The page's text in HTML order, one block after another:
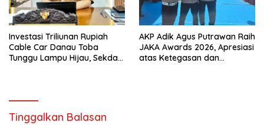
Investasi Triliunan Rupiah
Cable Car Danau Toba
Tunggu Lampu Hijau, Sekda
AKP Adik Agus Putrawan Raih
JAKA Awards 2026, Apresiasi
atas Ketegasan dan
Tinggalkan Balasan